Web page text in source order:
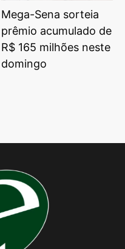
Mega-Sena sorteia
prêmio acumulado de
R$ 165 milhões neste
domingo